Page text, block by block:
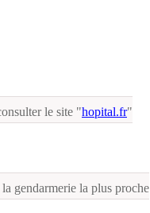
le site "hopital.fr"
gendarmerie la plus proche